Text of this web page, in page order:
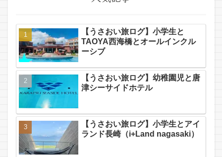
【うさおい旅ログ】小学生と
TAOYA西海橋とオールインクル
ーシブ
【うさおい旅ログ】幼稚園児と唐
津シーサイドホテル
【うさおい旅ログ】小学生とアイ
ランド長崎（i+Land nagasaki）